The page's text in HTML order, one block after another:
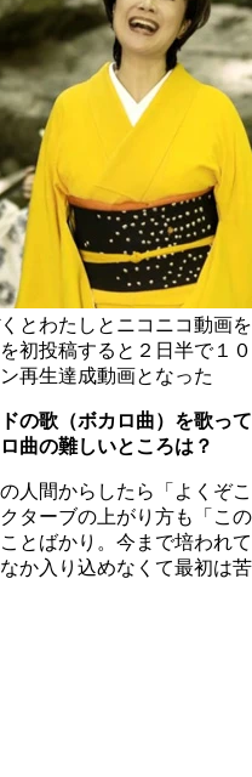
とわたしとニコニコ動画を
初投稿すると２日半で１０
再生達成動画となった
の歌（ボカロ曲）を歌って
曲の難しいところは？
間からしたら「よくぞこ
ターブの上がり方も「この
とばかり。今まで培われて
か入り込めなくて最初は苦